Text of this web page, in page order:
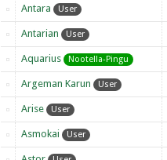
Antara User
Antarian User
Aquarius Nootella-Pingu
Argeman Karun User
Arise User
Asmokai User